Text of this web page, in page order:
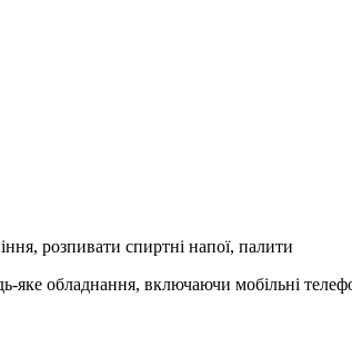
розпивати спиртні напої, палити
яке обладнання, включаючи мобільні